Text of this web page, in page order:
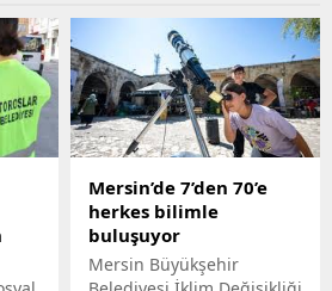
Mersin’de 7’den 70’e
herkes bilimle
buluşuyor
Mersin Büyükşehir